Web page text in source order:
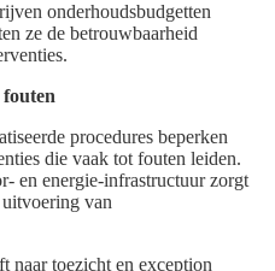
onderhoudsbudgetten
ze de betrouwbaarheid
procedures beperken
die vaak tot fouten leiden.
en energie-infrastructuur zorgt
van
naar toezicht en exception